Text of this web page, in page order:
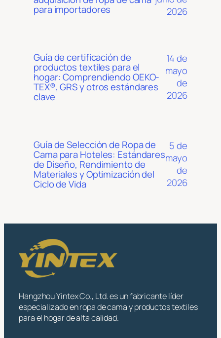
para importadores
2026
Guía de certificación de
productos textiles para el
hogar: Comprendiendo OEKO-
TEX®, GRS y otros estándares
clave
14 de
mayo
de
2026
Guía de Selección de Ropa de
Cama para Hoteles: Estándares
de Diseño, Rendimiento de
Materiales y Optimización del
Ciclo de Vida
5 de
mayo
de
2026
Hangzhou Yintex Co., Ltd. es un fabricante líder
especializado en ropa de cama y productos textiles
para el hogar de alta calidad.